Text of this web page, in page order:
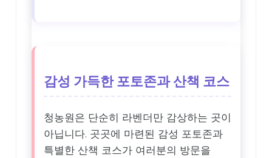
감성 가득한 포토존과 산책 코스
청농원은 단순히 라벤더만 감상하는 곳이
아닙니다. 곳곳에 마련된 감성 포토존과
특별한 산책 코스가 여러분의 방문을